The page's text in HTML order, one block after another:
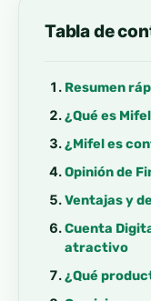
Tabla de
Resumen
¿Qué es
¿Mifel es
Opinión de
Ventajas y
Cuenta
atractivo
¿Qué